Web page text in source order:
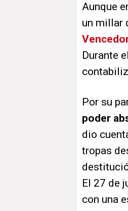
Aunque
un millar
Durante
Por su
poder
dio
tropas
El 27 de
con una